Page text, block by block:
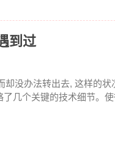
到过
却没办法转出去, 这样的状
几个关键的技术细节。